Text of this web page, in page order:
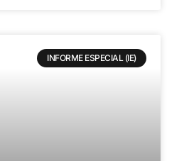
INFORME ESPECIAL (IE)